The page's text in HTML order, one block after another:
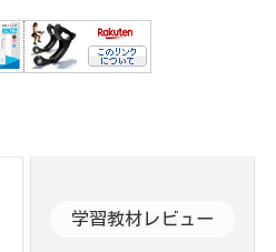
学習教材レビュー